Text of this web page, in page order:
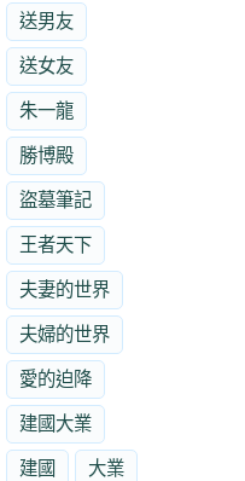
送男友
送女友
朱一龍
勝博殿
盜墓筆記
王者天下
夫妻的世界
夫婦的世界
愛的迫降
建國大業
建國 大業